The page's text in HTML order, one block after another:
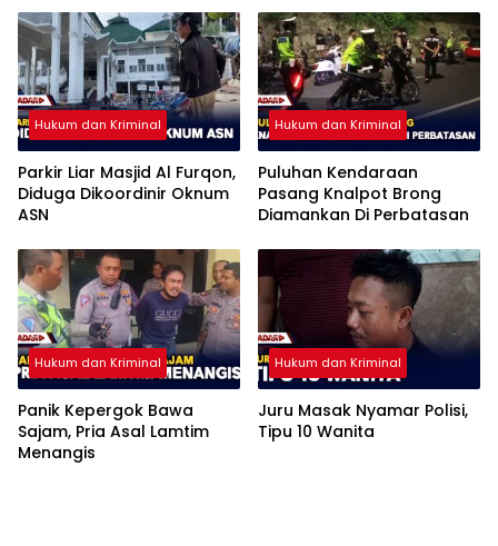
Hukum dan Kriminal
Parkir Liar Masjid Al Furqon,
Diduga Dikoordinir Oknum
ASN
Hukum dan Kriminal
Puluhan Kendaraan
Pasang Knalpot Brong
Diamankan Di Perbatasan
Hukum dan Kriminal
Panik Kepergok Bawa
Sajam, Pria Asal Lamtim
Menangis
Hukum dan Kriminal
Juru Masak Nyamar Polisi,
Tipu 10 Wanita